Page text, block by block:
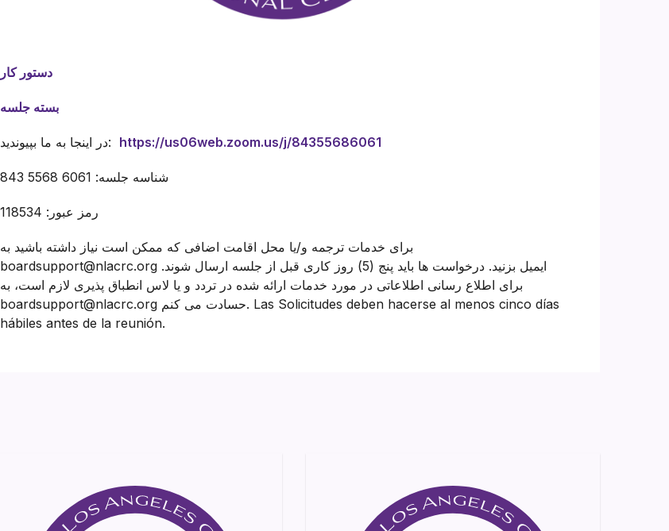
دستور کار
بسته جلسه
در اینجا به ما بپیوندید: https://us06web.zoom.us/j/84355686061
شناسه جلسه: 6061 5568 843
رمز عبور: 118534
برای خدمات ترجمه و/یا محل اقامت اضافی که ممکن است نیاز داشته باشید به
boardsupport@nlacrc.org ایمیل بزنید. درخواست ها باید پنج (5) روز کاری قبل از جلسه ارسال شوند.
برای اطلاع رسانی اطلاعاتی در مورد خدمات ارائه شده در تردد و یا لاس انطباق پذیری لازم است، به
boardsupport@nlacrc.org حسادت می کنم. Las Solicitudes deben hacerse al menos cinco días
hábiles antes de la reunión.